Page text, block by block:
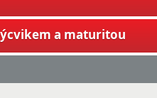
a maturitou